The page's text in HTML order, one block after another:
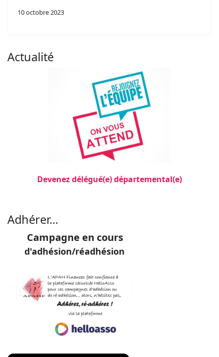
10 octobre 2023
Actualité
Devenez délégué(e) départemental(e)
Adhérer...
Campagne en cours
d'adhésion/réadhésion